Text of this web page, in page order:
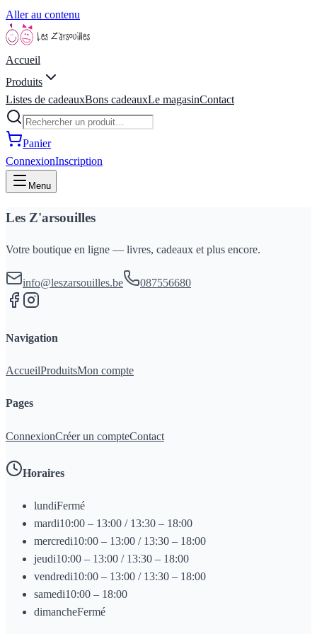
Aller au contenu
Accueil
Produits
Listes de cadeauxBons cadeauxLe magasinContact
Panier
ConnexionInscription
Menu
Les Z'arsouilles
Votre boutique en ligne — livres, cadeaux et plus encore.
info@leszarsouilles.be 087556680
Navigation
AccueilProduitsMon compte
Pages
ConnexionCréer un compteContact
Horaires
lundiFermé
mardi10:00 – 13:00 / 13:30 – 18:00
mercredi10:00 – 13:00 / 13:30 – 18:00
jeudi10:00 – 13:00 / 13:30 – 18:00
vendredi10:00 – 13:00 / 13:30 – 18:00
samedi10:00 – 18:00
dimancheFermé